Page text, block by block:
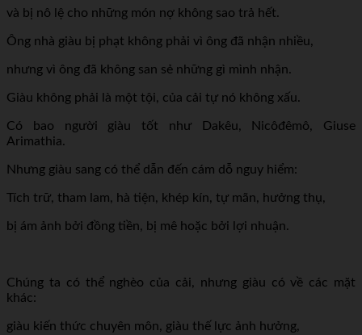
và bị nô lệ cho những món nợ không sao trả hết.
Ông nhà giàu bị phạt không phải vì ông đã nhận nhiều,
nhưng vì ông đã không san sẻ những gì mình nhận.
Giàu không phải là một tội, của cải tự nó không xấu.
Có bao người giàu tốt như Dakêu, Nicôđêmô, Giuse
Arimathia.
Nhưng giàu sang có thể dẫn đến cám dỗ nguy hiểm:
Tích trữ, tham lam, hà tiện, khép kín, tự mãn, hưởng thụ,
bị ám ảnh bởi đồng tiền, bị mê hoặc bởi lợi nhuận.
Chúng ta có thể nghèo của cải, nhưng giàu có về các mặt
khác:
giàu kiến thức chuyên môn, giàu thế lực ảnh hưởng,